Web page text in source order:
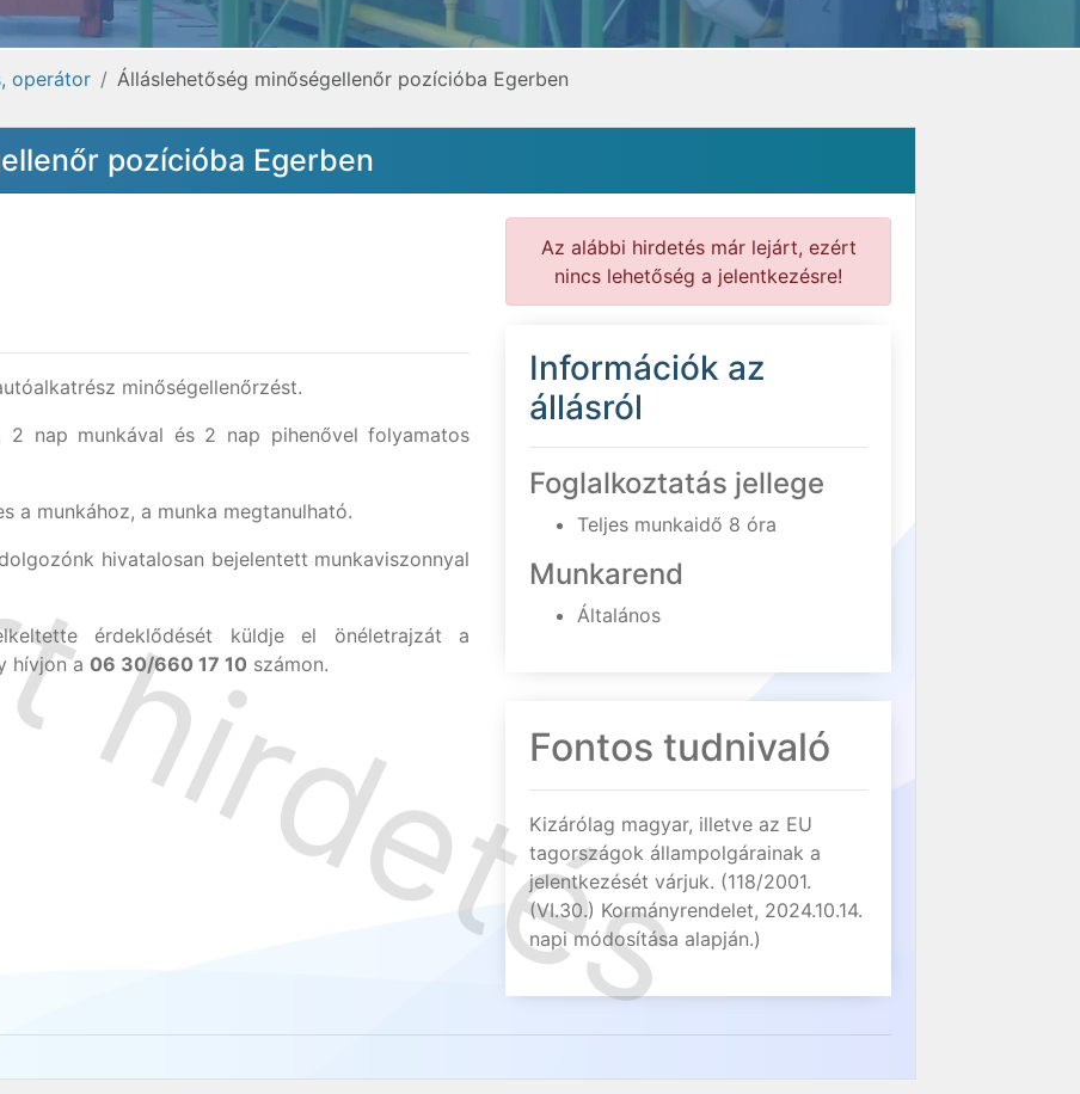
operátor Álláslehetőség minőségellenőr pozícióba Egerben
pozícióba Egerben
minőségellenőrzést.
2 nap munkával és 2 nap pihenővel folyamatos
a munkához, a munka megtanulható.
hivatalosan bejelentett munkaviszonnyal
érdeklődését küldje el önéletrajzát a
hívjon a 06 30/660 17 10 számon.
Az alábbi hirdetés már lejárt, ezért
nincs lehetőség a jelentkezésre!
Információk az
állásról
Foglalkoztatás jellege
Teljes munkaidő 8 óra
Munkarend
Általános
Fontos tudnivaló
Kizárólag magyar, illetve az EU
tagországok állampolgárainak a
jelentkezését várjuk. (118/2001.
(VI.30.) Kormányrendelet, 2024.10.14.
napi módosítása alapján.)